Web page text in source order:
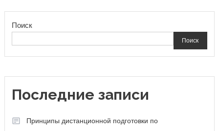
Поиск
Поиск
Последние записи
Принципы дистанционной подготовки по